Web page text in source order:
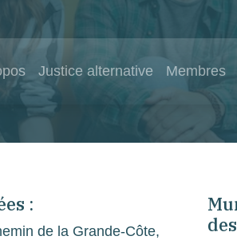
Justice alternative Membres
:
de la Grande-Côte,